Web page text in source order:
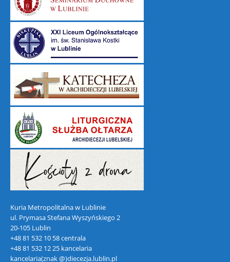
Kuria Metropolitalna w Lublinie
ul. Prymasa Stefana Wyszyńskiego 2
20-105 Lublin
+48 81 532 10 58 centrala
+48 81 532 12 25 kancelaria
kancelaria(znak @)diecezja.lublin.pl